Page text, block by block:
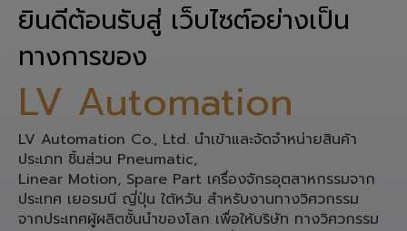
ยินดีต้อนรับสู่ เว็บไซต์อย่างเป็น
ทางการของ
LV Automation
LV Automation Co., Ltd. นำเข้าและจัดจำหน่ายสินค้า
ประเภท ชิ้นส่วน Pneumatic,
Linear Motion, Spare Part เครื่องจักรอุตสาหกรรมจาก
ประเทศ เยอรมนี ญี่ปุ่น ใต้หวัน สำหรับงานทางวิศวกรรม
จากประเทศผู้ผลิตชั้นนำของโลก เพื่อให้บริษัท ทางวิศวกรรม